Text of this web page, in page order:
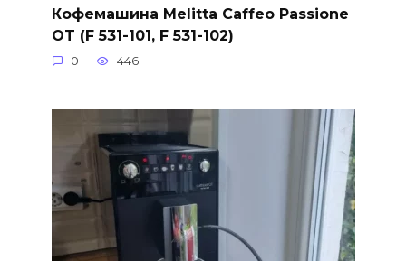
Кофемашина Melitta Caffeo Passione
OT (F 531-101, F 531-102)
0 446